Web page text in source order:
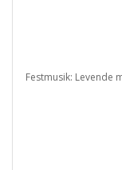
Festmusik: Levende